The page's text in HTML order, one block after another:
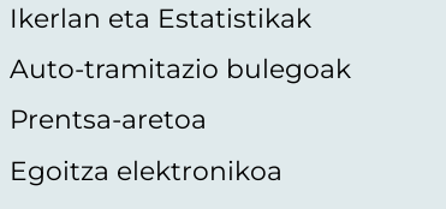
Ikerlan eta Estatistikak
Auto-tramitazio bulegoak
Prentsa-aretoa
Egoitza elektronikoa